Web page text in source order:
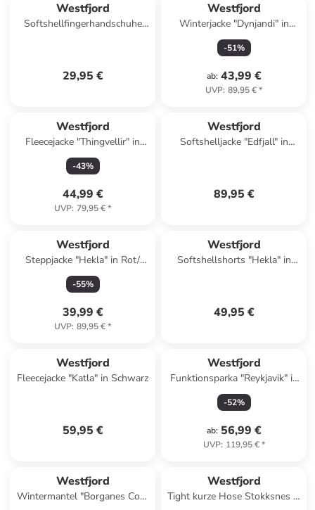
Westfjord
Softshellfingerhandschuhe
29,95 €
Westfjord
Winterjacke "Dynjandi" in
Dunkelblau
-51%
ab: 43,99 €
UVP: 89,95 €*
Westfjord
Fleecejacke "Thingvellir" in
Dunkelblau/ Grün
-43%
44,99 €
UVP: 79,95 €*
Westfjord
Softshelljacke "Edfjall" in
89,95 €
Westfjord
Steppjacke "Hekla" in Rot/
Dunkelblau
-55%
39,99 €
UVP: 89,95 €*
Westfjord
Softshellshorts "Hekla" in
49,95 €
Westfjord
Fleecejacke "Katla" in Schwarz
59,95 €
Westfjord
Funktionsparka "Reykjavik" in
Grau
-52%
ab: 56,99 €
UVP: 119,95 €*
Westfjord
Wintermantel "Borganes Coat
Westfjord
Tight kurze Hose Stokksnes in